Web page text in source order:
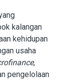
kalangan
kehidupan
usaha
,
pengelolaan